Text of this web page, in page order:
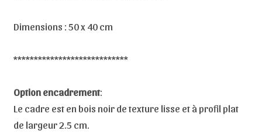
Dimensions : 50 x 40 cm
****************************
Option encadrement:
Le cadre est en bois noir de texture lisse et à profil plat
de largeur 2.5 cm.